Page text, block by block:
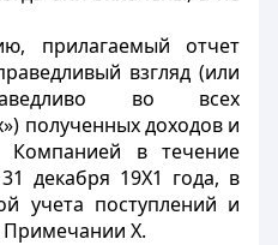
прилагаемый отчет
взгляд (или
во всех
полученных доходов и
Компанией в течение
декабря 19X1 года, в
учета поступлений и
X.